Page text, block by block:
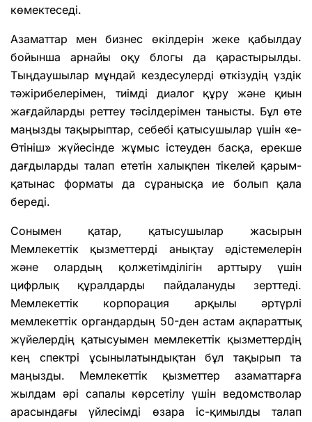
көмектеседі.
Азаматтар мен бизнес өкілдерін жеке қабылдау
бойынша арнайы оқу блогы да қарастырылды.
Тыңдаушылар мұндай кездесулерді өткізудің үздік
тәжірибелерімен, тиімді диалог құру және қиын
жағдайларды реттеу тәсілдерімен танысты. Бұл өте
маңызды тақырыптар, себебі қатысушылар үшін «e-
Өтініш» жүйесінде жұмыс істеуден басқа, ерекше
дағдыларды талап ететін халықпен тікелей қарым-
қатынас форматы да сұранысқа ие болып қала
береді.
Сонымен қатар, қатысушылар жасырын
Мемлекеттік қызметтерді анықтау әдістемелерін
және олардың қолжетімділігін арттыру үшін
цифрлық құралдарды пайдалануды зерттеді.
Мемлекеттік корпорация арқылы әртүрлі
мемлекеттік органдардың 50-ден астам ақпараттық
жүйелердің қатысуымен мемлекеттік қызметтердің
кең спектрі ұсынылатындықтан бұл тақырып та
маңызды. Мемлекеттік қызметтер азаматтарға
жылдам әрі сапалы көрсетілу үшін ведомстволар
арасындағы үйлесімді өзара іс-қимылды талап